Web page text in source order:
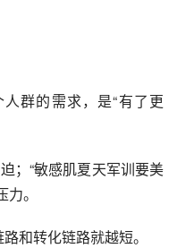
群的需求，是“有了更
；“敏感肌夏天军训要美
。
和转化链路就越短。